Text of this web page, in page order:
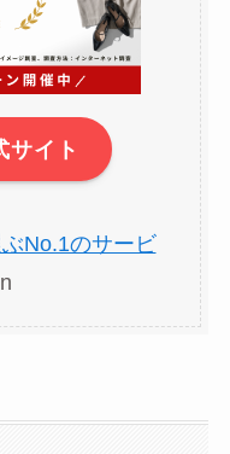
イト
No.1のサービ